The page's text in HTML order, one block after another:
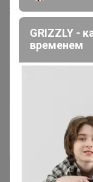
Здравствуйте,
17 февраля, 2026
cherries
GRIZZLY -
временем